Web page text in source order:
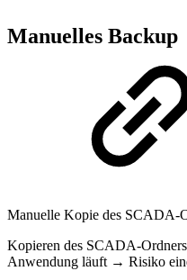
Manuelles Backup
Manuelle Kopie des SCADA-
Kopieren des SCADA-
Anwendung läuft → Risiko